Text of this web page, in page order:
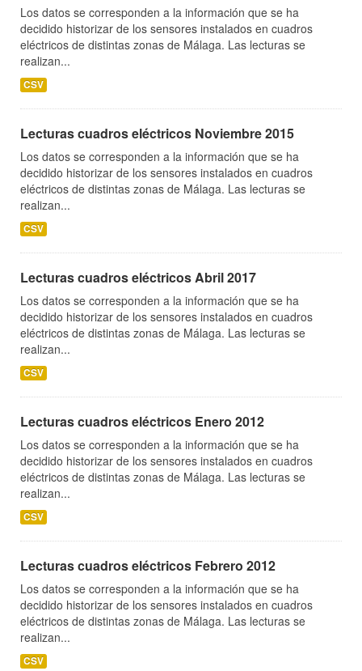
Los datos se corresponden a la información que se ha
decidido historizar de los sensores instalados en cuadros
eléctricos de distintas zonas de Málaga. Las lecturas se
realizan...
CSV
Lecturas cuadros eléctricos Noviembre 2015
Los datos se corresponden a la información que se ha
decidido historizar de los sensores instalados en cuadros
eléctricos de distintas zonas de Málaga. Las lecturas se
realizan...
CSV
Lecturas cuadros eléctricos Abril 2017
Los datos se corresponden a la información que se ha
decidido historizar de los sensores instalados en cuadros
eléctricos de distintas zonas de Málaga. Las lecturas se
realizan...
CSV
Lecturas cuadros eléctricos Enero 2012
Los datos se corresponden a la información que se ha
decidido historizar de los sensores instalados en cuadros
eléctricos de distintas zonas de Málaga. Las lecturas se
realizan...
CSV
Lecturas cuadros eléctricos Febrero 2012
Los datos se corresponden a la información que se ha
decidido historizar de los sensores instalados en cuadros
eléctricos de distintas zonas de Málaga. Las lecturas se
realizan...
CSV